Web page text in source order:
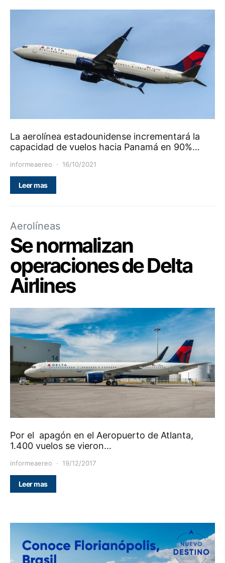
La aerolínea estadounidense incrementará la
capacidad de vuelos hacia Panamá en 90%…
informeaereo 16/10/2021
Leer mas
Aerolíneas
Se normalizan
operaciones de Delta
Airlines
Por el apagón en el Aeropuerto de Atlanta,
1.400 vuelos se vieron…
informeaereo 19/12/2017
Leer mas